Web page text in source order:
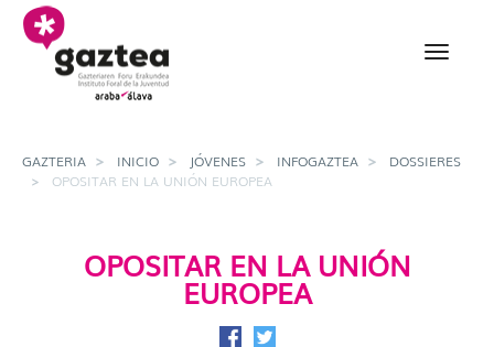
Saltar al contenido principal
Opositar en la Unión
GAZTERIA INICIO JÓVENES INFOGAZTEA
DOSSIERES
OPOSITAR EN LA UNIÓN EUROPEA
OPOSITAR EN LA UNIÓN
EUROPEA
Compartir en Facebook
Compartir en Twitter